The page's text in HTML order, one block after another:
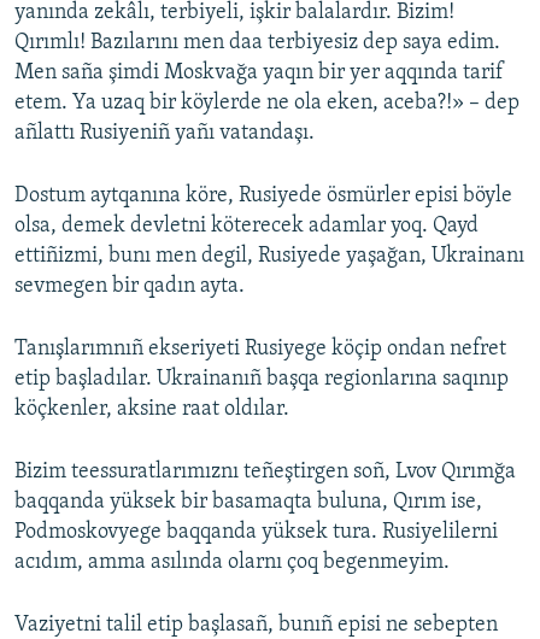
yanında zekâlı, terbiyeli, işkir balalardır. Bizim!
Qırımlı! Bazılarını men daa terbiyesiz dep saya edim.
Men saña şimdi Moskvağa yaqın bir yer aqqında tarif
etem. Ya uzaq bir köylerde ne ola eken, aceba?!» – dep
añlattı Rusiyeniñ yañı vatandaşı.
Dostum aytqanına köre, Rusiyede ösmürler episi böyle
olsa, demek devletni köterecek adamlar yoq. Qayd
ettiñizmi, bunı men degil, Rusiyede yaşağan, Ukrainanı
sevmegen bir qadın ayta.
Tanışlarımnıñ ekseriyeti Rusiyege köçip ondan nefret
etip başladılar. Ukrainanıñ başqa regionlarına saqınıp
köçkenler, aksine raat oldılar.
Bizim teessuratlarımıznı teñeştirgen soñ, Lvov Qırımğa
baqqanda yüksek bir basamaqta buluna, Qırım ise,
Podmoskovyege baqqanda yüksek tura. Rusiyelilerni
acıdım, amma asılında olarnı çoq begenmeyim.
Vaziyetni talil etip başlasañ, bunıñ episi ne sebepten